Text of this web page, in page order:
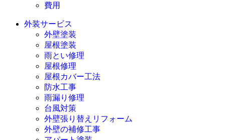
費用
外装サービス
外壁塗装
屋根塗装
雨とい修理
屋根修理
屋根カバー工法
防水工事
雨漏り修理
台風対策
外壁張り替えリフォーム
外壁の補修工事